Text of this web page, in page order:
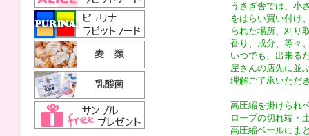
うさぎ舎では、小
をはらい買い付け
られた場所、刈り
香り、成分、等々
いつでも、出来る
屋さんの店先に並
理解ご了承いただ
高圧縮を掛けられ
ロープの切れ端・
高圧縮ベールにま